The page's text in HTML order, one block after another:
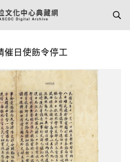
催日使飭令停工